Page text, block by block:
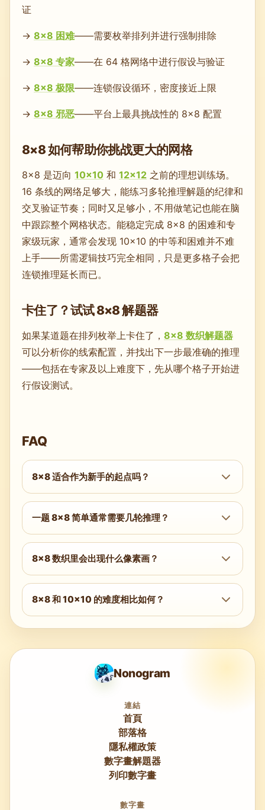
证
→ 8×8 困难——需要枚举排列并进行强制排除
→ 8×8 专家——在 64 格网络中进行假设与验证
→ 8×8 极限——连锁假设循环，密度接近上限
→ 8×8 邪恶——平台上最具挑战性的 8×8 配置
8×8 如何帮助你挑战更大的网格
8×8 是迈向 10×10 和 12×12 之前的理想训练场。
16 条线的网络足够大，能练习多轮推理解题的纪律和
交叉验证节奏；同时又足够小，不用做笔记也能在脑
中跟踪整个网格状态。能稳定完成 8×8 的困难和专
家级玩家，通常会发现 10×10 的中等和困难并不难
上手——所需逻辑技巧完全相同，只是更多格子会把
连锁推理延长而已。
卡住了？试试 8×8 解题器
如果某道题在排列枚举上卡住了， 8×8 数织解题器
可以分析你的线索配置，并找出下一步最准确的推理
——包括在专家及以上难度下，先从哪个格子开始进
行假设测试。
FAQ
8×8 适合作为新手的起点吗？
可以，但5×5 简单或6×6 简单更适合作为起
点，因为它们能在需要同时跟踪的信息更少的情
况下，帮助你学习读线索和重叠分析。先完成三
会非常容易上手。
一题 8×8 简单通常需要几轮推理？
通常需要两到三轮完整的行列扫描。第一轮解决
高重叠线段；第二轮把结果传播到相邻线段；第
三轮（如果需要）则清除剩余歧义。中等及以上
8×8 数织里会出现什么像素画？
在 64 格分辨率下，图案包括清晰可辨的动物、
简单交通工具、食物、物品、符号和风格化角
色。细节程度明显高于 5×5 或 6×6，因此每次
完成都更有视觉成就感。
8×8 和 10×10 的难度相比如何？
难级别，是挑战 10×10 中等的扎实准备；而
Nonogram
連結
首頁
部落格
隱私權政策
數字畫解題器
列印數字畫
數字畫